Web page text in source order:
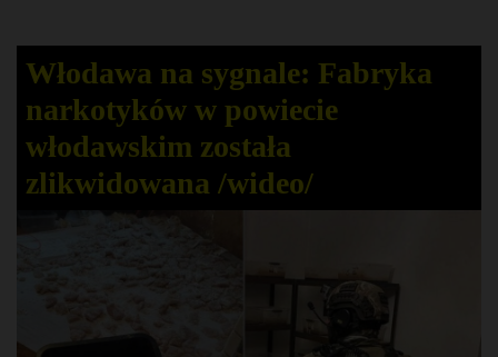
Włodawa na sygnale: Fabryka
narkotyków w powiecie
włodawskim została
zlikwidowana /wideo/